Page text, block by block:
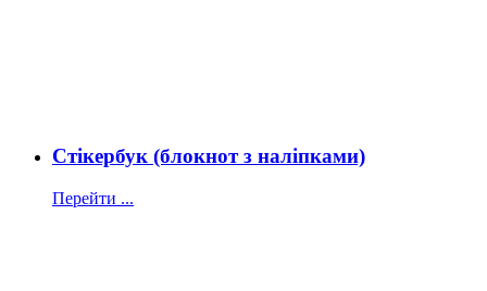
Стікербук (блокнот з наліпками)
Перейти ...